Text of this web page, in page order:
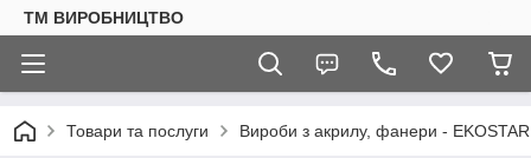
ТМ ВИРОБНИЦТВО
Товари та послуги Вироби з акрилу, фанери - EKOSTAR